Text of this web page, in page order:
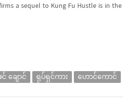
a sequel to Kung Fu Hustle is in the
ချောင် ရုပ်ရှင်ကား ဟောင်ကောင်